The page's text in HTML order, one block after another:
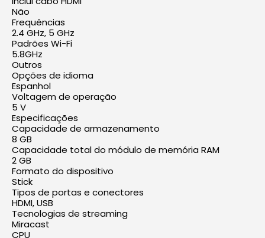
Não
Frequências
2.4 GHz, 5 GHz
Padrões Wi-Fi
5.8GHz
Outros
Opções de idioma
Espanhol
Voltagem de operação
5 V
Especificações
Capacidade de armazenamento
8 GB
Capacidade total do módulo de memória RAM
2 GB
Formato do dispositivo
Stick
Tipos de portas e conectores
HDMI, USB
Tecnologias de streaming
Miracast
CPU